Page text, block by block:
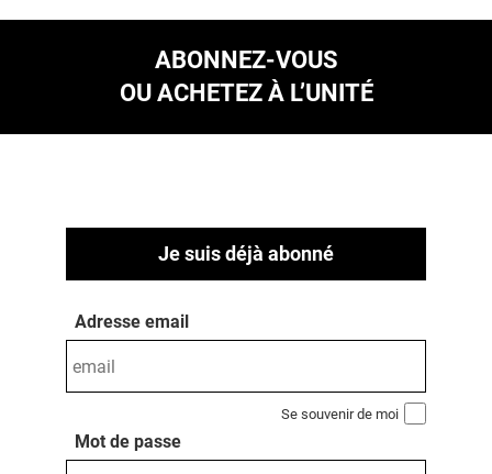
ABONNEZ-VOUS
OU ACHETEZ À L’UNITÉ
Je suis déjà abonné
Adresse email
Se souvenir de moi
Mot de passe